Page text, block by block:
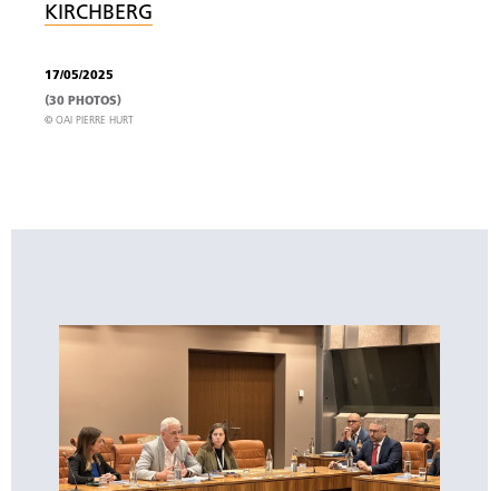
KIRCHBERG
17/05/2025
(30 PHOTOS)
© OAI PIERRE HURT